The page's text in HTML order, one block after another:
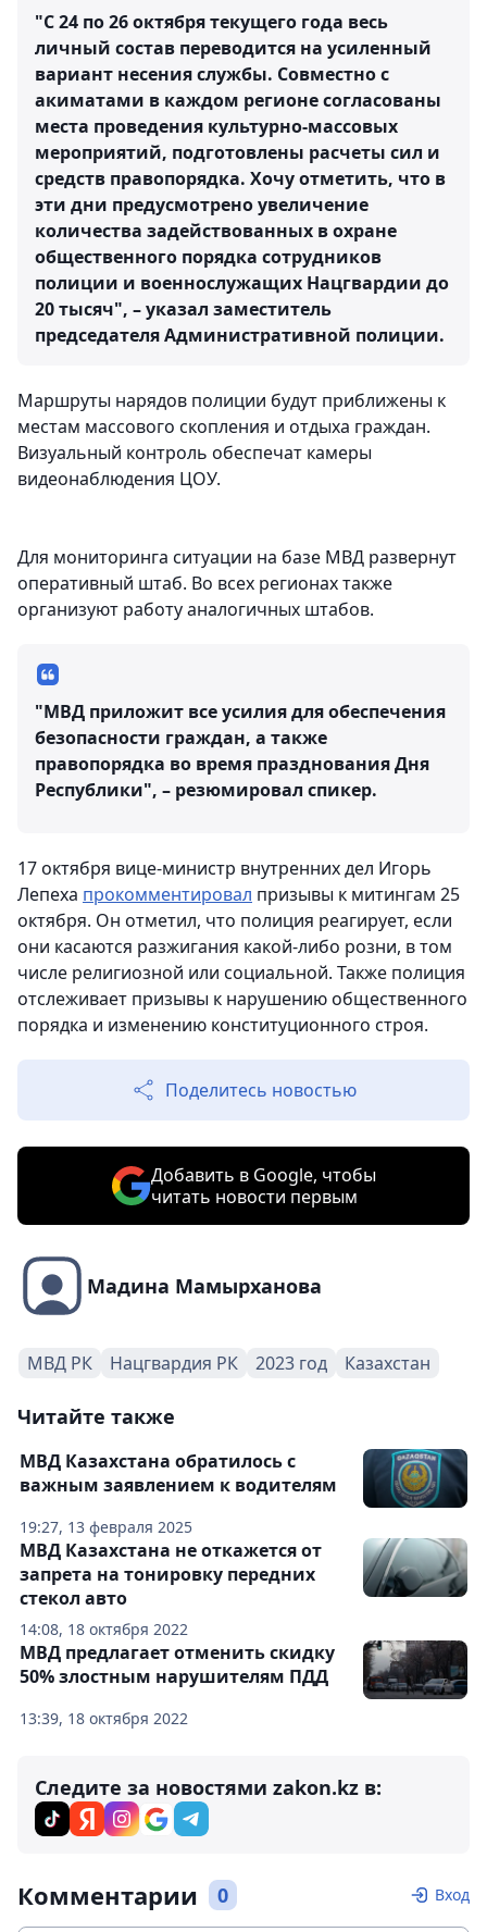
"С 24 по 26 октября текущего года весь
личный состав переводится на усиленный
вариант несения службы. Совместно с
акиматами в каждом регионе согласованы
места проведения культурно-массовых
мероприятий, подготовлены расчеты сил и
средств правопорядка. Хочу отметить, что в
эти дни предусмотрено увеличение
количества задействованных в охране
общественного порядка сотрудников
полиции и военнослужащих Нацгвардии до
20 тысяч", – указал заместитель
председателя Административной полиции.
Маршруты нарядов полиции будут приближены к
местам массового скопления и отдыха граждан.
Визуальный контроль обеспечат камеры
видеонаблюдения ЦОУ.
Для мониторинга ситуации на базе МВД развернут
оперативный штаб. Во всех регионах также
организуют работу аналогичных штабов.
"МВД приложит все усилия для обеспечения
безопасности граждан, а также
правопорядка во время празднования Дня
Республики", – резюмировал спикер.
17 октября вице-министр внутренних дел Игорь
Лепеха прокомментировал призывы к митингам 25
октября. Он отметил, что полиция реагирует, если
они касаются разжигания какой-либо розни, в том
числе религиозной или социальной. Также полиция
отслеживает призывы к нарушению общественного
порядка и изменению конституционного строя.
Поделитесь новостью
Добавить в Google, чтобы
читать новости первым
Мадина Мамырханова
МВД РК Нацгвардия РК 2023 год Казахстан
Читайте также
19:27, 13 февраля 2025
МВД Казахстана обратилось с
важным заявлением к водителям
14:08, 18 октября 2022
МВД Казахстана не откажется от
запрета на тонировку передних
стекол авто
13:39, 18 октября 2022
МВД предлагает отменить скидку
50% злостным нарушителям ПДД
Следите за новостями zakon.kz в:
Комментарии 0 Вход